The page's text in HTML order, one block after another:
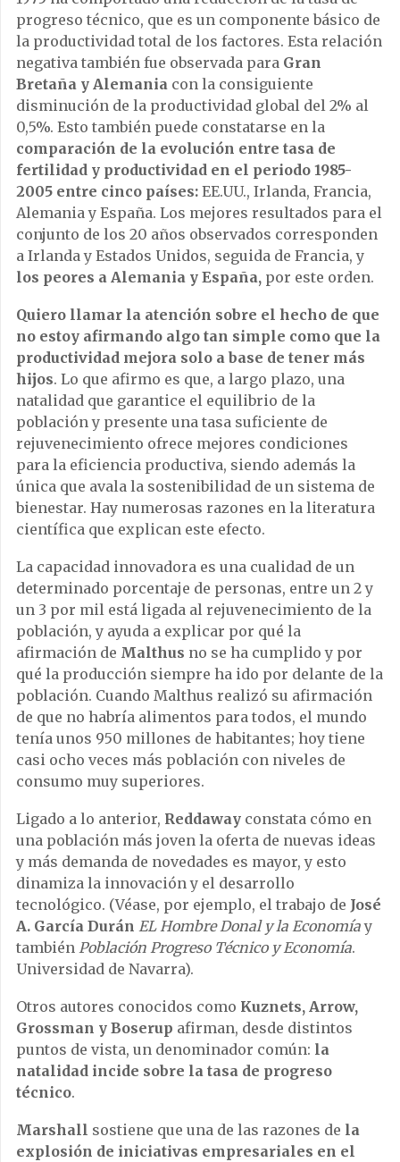
progreso técnico, que es un componente básico de
la productividad total de los factores. Esta relación
negativa también fue observada para Gran
Bretaña y Alemania con la consiguiente
disminución de la productividad global del 2% al
0,5%. Esto también puede constatarse en la
comparación de la evolución entre tasa de
fertilidad y productividad en el periodo 1985-
2005 entre cinco países: EE.UU., Irlanda, Francia,
Alemania y España. Los mejores resultados para el
conjunto de los 20 años observados corresponden
a Irlanda y Estados Unidos, seguida de Francia, y
los peores a Alemania y España, por este orden.
Quiero llamar la atención sobre el hecho de que
no estoy afirmando algo tan simple como que la
productividad mejora solo a base de tener más
hijos. Lo que afirmo es que, a largo plazo, una
natalidad que garantice el equilibrio de la
población y presente una tasa suficiente de
rejuvenecimiento ofrece mejores condiciones
para la eficiencia productiva, siendo además la
única que avala la sostenibilidad de un sistema de
bienestar. Hay numerosas razones en la literatura
científica que explican este efecto.
La capacidad innovadora es una cualidad de un
determinado porcentaje de personas, entre un 2 y
un 3 por mil está ligada al rejuvenecimiento de la
población, y ayuda a explicar por qué la
afirmación de Malthus no se ha cumplido y por
qué la producción siempre ha ido por delante de la
población. Cuando Malthus realizó su afirmación
de que no habría alimentos para todos, el mundo
tenía unos 950 millones de habitantes; hoy tiene
casi ocho veces más población con niveles de
consumo muy superiores.
Ligado a lo anterior, Reddaway constata cómo en
una población más joven la oferta de nuevas ideas
y más demanda de novedades es mayor, y esto
dinamiza la innovación y el desarrollo
tecnológico. (Véase, por ejemplo, el trabajo de José
A. García Durán EL Hombre Donal y la Economíay
también Población Progreso Técnico y Economía.
Universidad de Navarra).
Otros autores conocidos como Kuznets, Arrow,
Grossman y Boserup afirman, desde distintos
puntos de vista, un denominador común: la
natalidad incide sobre la tasa de progreso
técnico.
Marshall sostiene que una de las razones de la
explosión de iniciativas empresariales en el